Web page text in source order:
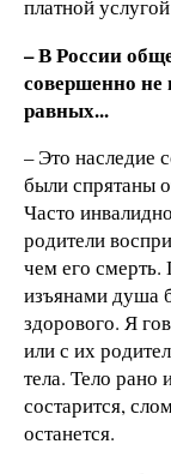
платной
– В России
совершенно не
равных...
– Это наследие
были спрятаны
Часто
родители
чем его
изъянами душа
здорового. Я
или с их
тела. Тело рано
состарится,
останется.